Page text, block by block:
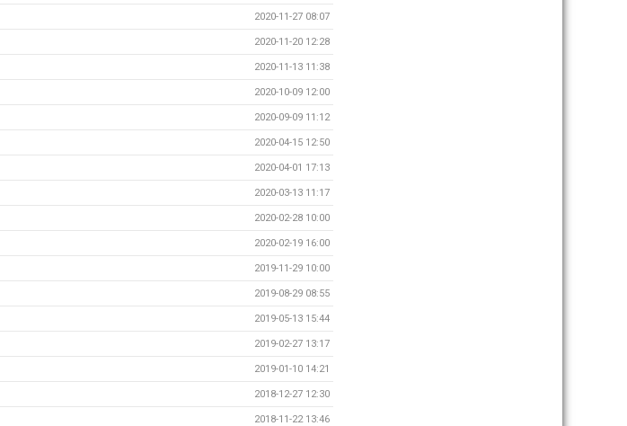
2020-11-27 08:07
2020-11-20 12:28
2020-11-13 11:38
2020-10-09 12:00
2020-09-09 11:12
2020-04-15 12:50
2020-04-01 17:13
2020-03-13 11:17
2020-02-28 10:00
2020-02-19 16:00
2019-11-29 10:00
2019-08-29 08:55
2019-05-13 15:44
2019-02-27 13:17
2019-01-10 14:21
2018-12-27 12:30
2018-11-22 13:46